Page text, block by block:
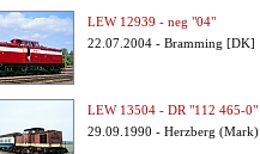
LEW 12939 - neg "04"
22.07.2004 - Bramming [DK]
LEW 13504 - DR "112 465-0"
29.09.1990 - Herzberg